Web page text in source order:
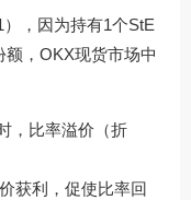
，因为持有1个StE
，OKX现货市场中
，比率溢价（折
获利，促使比率回